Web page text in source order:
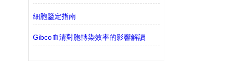
細胞鑒定指南
Gibco血清對胞轉染效率的影響解讀